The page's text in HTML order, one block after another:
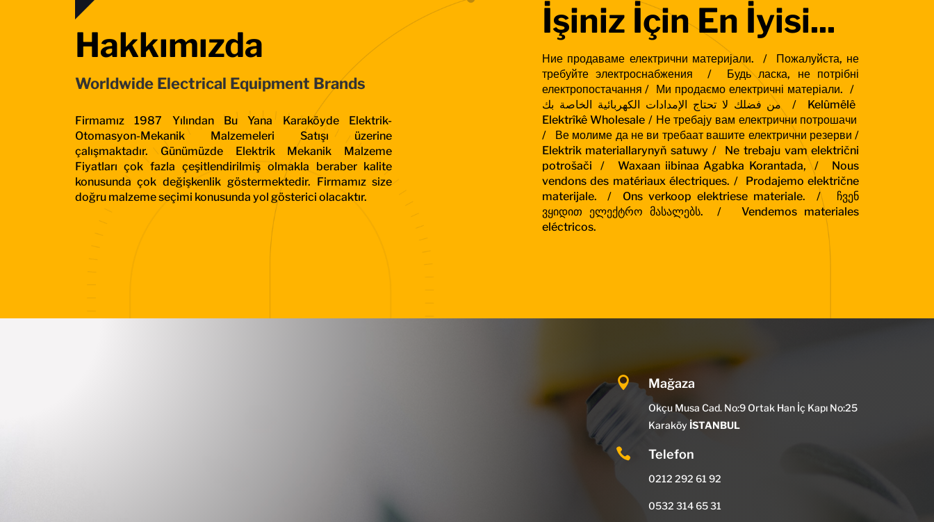
Hakkımızda
Worldwide Electrical Equipment Brands
Firmamız 1987 Yılından Bu Yana Karaköyde Elektrik-
Otomasyon-Mekanik Malzemeleri Satışı üzerine
çalışmaktadır. Günümüzde Elektrik Mekanik Malzeme
Fiyatları çok fazla çeşitlendirilmiş olmakla beraber kalite
konusunda çok değişkenlik göstermektedir. Firmamız size
doğru malzeme seçimi konusunda yol gösterici olacaktır.
İşiniz İçin En İyisi...
Ние продаваме електрични материјали. /
Пожалуйста, не
требуйте электроснабжения /
Будь ласка, не потрібні
електропостачання / Ми продаємо електричні матеріали. /
من فضلك لا تحتاج الإمدادات الكهربائية الخاصة بك / Kelûmêlê
Elektrîkê Wholesale /Не требају вам електрични потрошачи
/
Ве молиме да не ви требаат вашите електрични резерви /
Elektrik materiallarynyň satuwy /
Ne trebaju vam električni
potrošači /
Waxaan iibinaa Agabka Korantada, /
Nous
vendons des matériaux électriques. /
Prodajemo električne
materijale. /
Ons verkoop elektriese materiale. /
ჩვენ
ვყიდით ელექტრო მასალებს. /
Vendemos materiales
eléctricos.
 Mağaza
Okçu Musa Cad. No:9 Ortak Han İç Kapı No:25
Karaköy İSTANBUL
 Telefon
0212 292 61 92
0532 314 65 31